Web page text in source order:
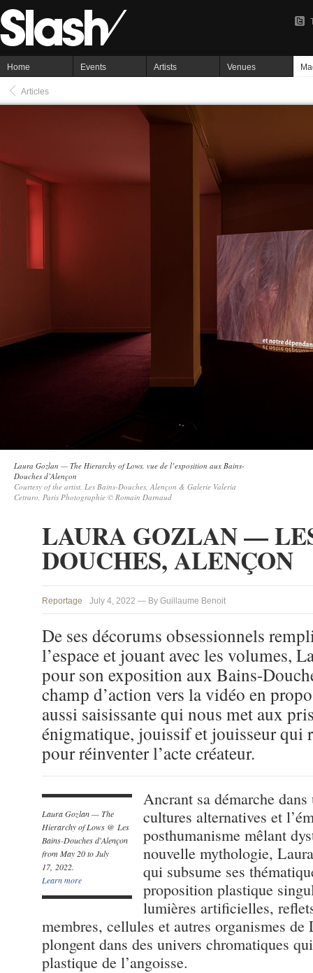
Home Events Artists Venues
Articles
Laura Gozlan — The Hierarchy of Lows, vue de l’exposition aux Bains-
Douches d’Alençon
Courtesy of the artist, Les Bains-Douches, Alençon & Galerie Valeria
Cetraro, Paris Photographie © Romain Darnaud
LAURA GOZLAN —
DOUCHES, ALENÇON
Reportage July 4, 2022 — By Guillaume Benoit
De ses décorums obsessionnels
l’espace et jouant avec les volumes,
pour son exposition aux Bains-
champ d’action vers la vidéo en
aussi saisissante qui nous met aux
énigmatique, jouissif et jouisseur qui
pour réinventer l’acte créateur.
Laura Gozlan — The
Hierarchy of Lows @ Les
Bains-Douches d'Alençon
from May 20 to July
17, 2022.
Learn more
Ancrant sa démarche
cultures alternatives et
posthumanisme mêlant
nouvelle mythologie,
qui subsume ses
proposition plastique
lumières artificielles,
membres, cellules et autres organismes de
plongent dans des univers chromatiques
plastique de l’angoisse.